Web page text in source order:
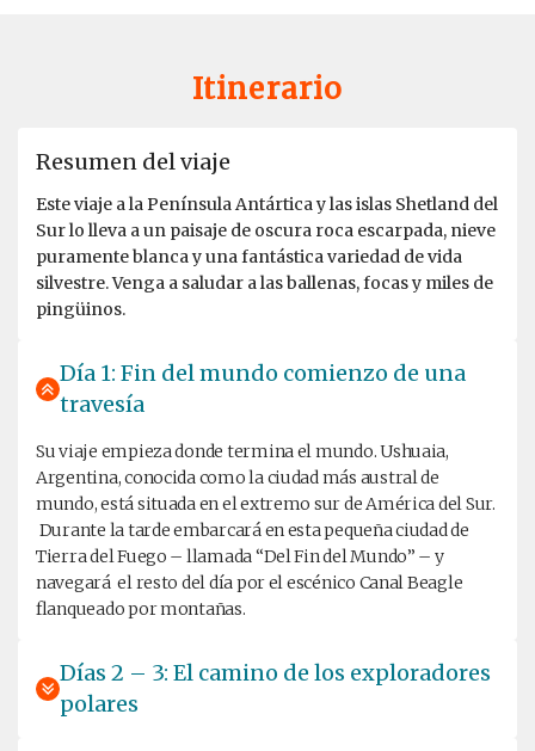
Itinerario
Resumen del viaje
Este viaje a la Península Antártica y las islas Shetland del
Sur lo lleva a un paisaje de oscura roca escarpada, nieve
puramente blanca y una fantástica variedad de vida
silvestre. Venga a saludar a las ballenas, focas y miles de
pingüinos.
Día 1: Fin del mundo comienzo de una
travesía
Su viaje empieza donde termina el mundo. Ushuaia,
Argentina, conocida como la ciudad más austral de
mundo, está situada en el extremo sur de América del Sur.
Durante la tarde embarcará en esta pequeña ciudad de
Tierra del Fuego – llamada “Del Fin del Mundo” – y
navegará el resto del día por el escénico Canal Beagle
flanqueado por montañas.
Días 2 – 3: El camino de los exploradores
polares